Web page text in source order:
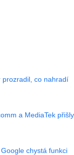
prozradil, co nahradí
a MediaTek přišly
chystá funkci